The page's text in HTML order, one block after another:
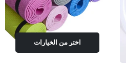
اختر من الخيارات